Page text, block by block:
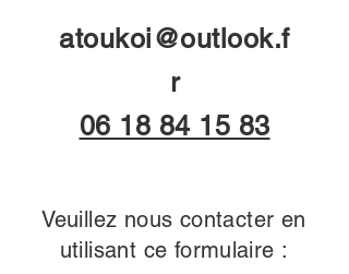
atoukoi@outlook.f
r
06 18 84 15 83
Veuillez nous contacter en
utilisant ce formulaire :